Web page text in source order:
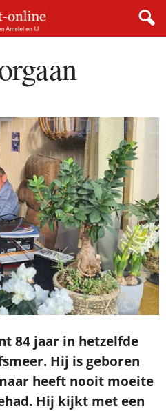
84 jaar in hetzelfde
Hij is geboren
heeft nooit moeite
Hij kijkt met een